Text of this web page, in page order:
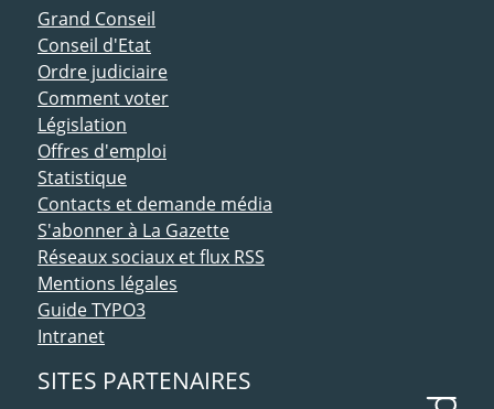
ACCÈS DIRECT
Grand Conseil
Conseil d'Etat
Ordre judiciaire
Comment voter
Législation
Offres d'emploi
Statistique
Contacts et demande média
S'abonner à La Gazette
Réseaux sociaux et flux RSS
Mentions légales
Guide TYPO3
Intranet
SITES PARTENAIRES